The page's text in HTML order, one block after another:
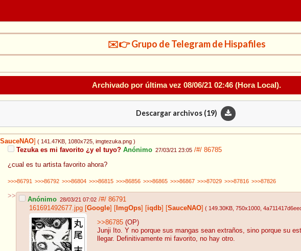
✉️👉 Grupo de Telegram de Hispafiles
Archivado por última vez 08/06/21 02:46 (Hora Local).
Descargar archivos (19)
SauceNAO ( 141.47KB , 1080x725 , imgtezuka.png )
Tezuka es mi favorito ¿y el tuyo? Anónimo 27/03/21 23:05 /#/ 86785
¿cual es tu artista favorito ahora?
>>>86791 >>>86792 >>>86804 >>>86815 >>>86856 >>>86865 >>>86867 >>>87029 >>>87816 >>>87826
>> Anónimo 28/03/21 07:02 /#/ 86791
161691492677.jpg [Google] [ ImgOps] [iqdb] [SauceNAO] ( 149.30KB , 750x1000 ,
>>86785 (OP)
Junji Ito. Y no porque sus mangas sean extraños, sino porque su
llegar. Definitivamente mi favorito, no hay otro.